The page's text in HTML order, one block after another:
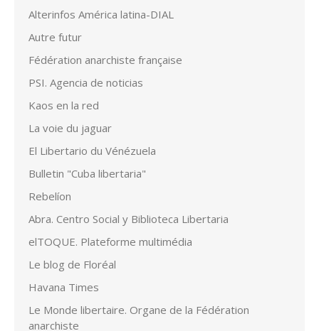
Alterinfos América latina-DIAL
Autre futur
Fédération anarchiste française
PSI. Agencia de noticias
Kaos en la red
La voie du jaguar
El Libertario du Vénézuela
Bulletin "Cuba libertaria"
Rebelíon
Abra. Centro Social y Biblioteca Libertaria
elTOQUE. Plateforme multimédia
Le blog de Floréal
Havana Times
Le Monde libertaire. Organe de la Fédération
anarchiste